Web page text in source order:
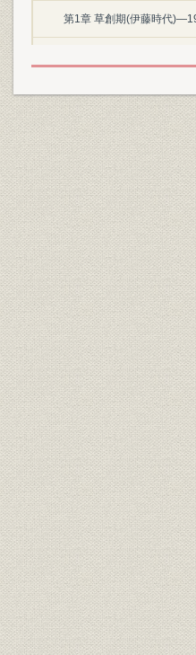
第1章 草創期(伊藤時代
第2節 苦難のかじ取り
第3節 通信革命・文字電
第4節 GHQの報道検閲
第5節 伊藤理事長が退陣
第6節 初期の選挙報道
第7節 極東軍事裁判
第8節 新生・経済部が健
第9節 手痛い黒星・帝銀
第10節 大地震続発に奮闘
第11節 苦心の連続・金
第12節 編集局長努力賞
第2章 激動期(松方時代
第1節 松方体制の出発
第2節 3社、共同を脱退
第3節 漢テレ機械化推進
第4節 電波部門へ進出